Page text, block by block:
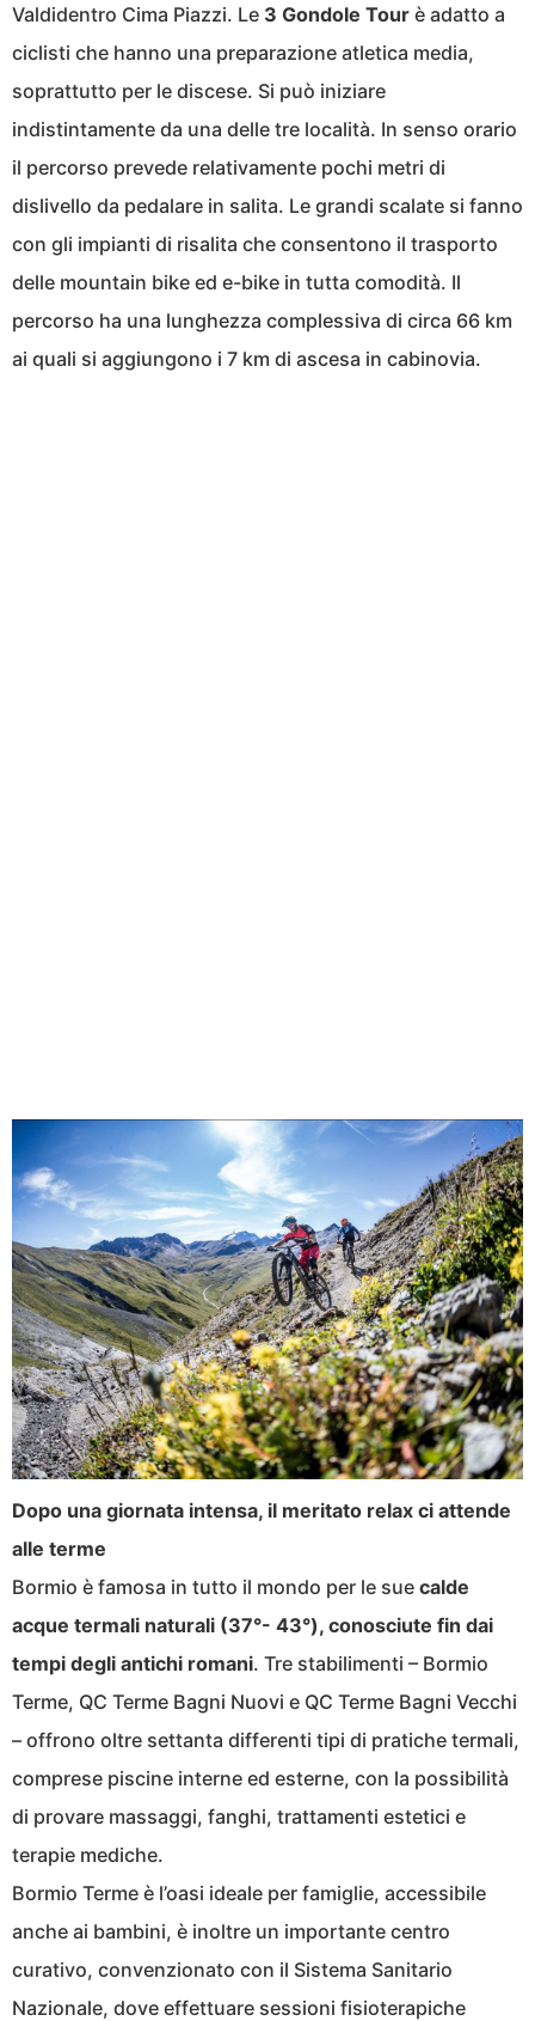
Valdidentro Cima Piazzi. Le 3 Gondole Tour è adatto a
ciclisti che hanno una preparazione atletica media,
soprattutto per le discese. Si può iniziare
indistintamente da una delle tre località. In senso orario
il percorso prevede relativamente pochi metri di
dislivello da pedalare in salita. Le grandi scalate si fanno
con gli impianti di risalita che consentono il trasporto
delle mountain bike ed e-bike in tutta comodità. Il
percorso ha una lunghezza complessiva di circa 66 km
ai quali si aggiungono i 7 km di ascesa in cabinovia.
Dopo una giornata intensa, il meritato relax ci attende
alle terme
Bormio è famosa in tutto il mondo per le sue calde
acque termali naturali (37°- 43°), conosciute fin dai
tempi degli antichi romani. Tre stabilimenti – Bormio
Terme, QC Terme Bagni Nuovi e QC Terme Bagni Vecchi
– offrono oltre settanta differenti tipi di pratiche termali,
comprese piscine interne ed esterne, con la possibilità
di provare massaggi, fanghi, trattamenti estetici e
terapie mediche.
Bormio Terme è l’oasi ideale per famiglie, accessibile
anche ai bambini, è inoltre un importante centro
curativo, convenzionato con il Sistema Sanitario
Nazionale, dove effettuare sessioni fisioterapiche